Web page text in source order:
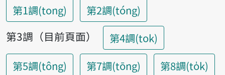
第1調(tong)
第2調(tóng)
第3調（目前頁面）
第4調(tok)
第5調(tông)
第7調(tōng) 第8調(to̍k)